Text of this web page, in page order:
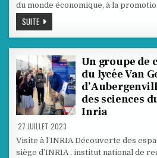
du monde économique, à la
SUITERÉFORME
DU
LYCÉE
:
PETITES
FAILLES
OU
GRANDES
FRACTURES
?
Un groupe de
du lycée Van
des sciences
Inria
27 JUILLET 2023
Visite à l’INRIA Découverte des
siège d’INRIA , institut national de